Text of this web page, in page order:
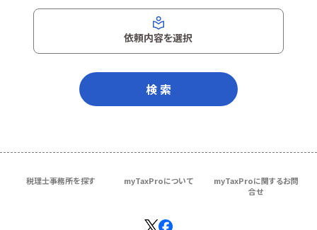
依頼内容を選択
検 索
税理士事務所を探す myTaxProについて
myTaxProに関するお問
合せ